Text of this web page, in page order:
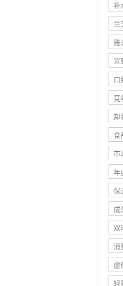
补
兰
雅
宣
口
竞
卸
食
市
年
保
成
双
消
虚
轻